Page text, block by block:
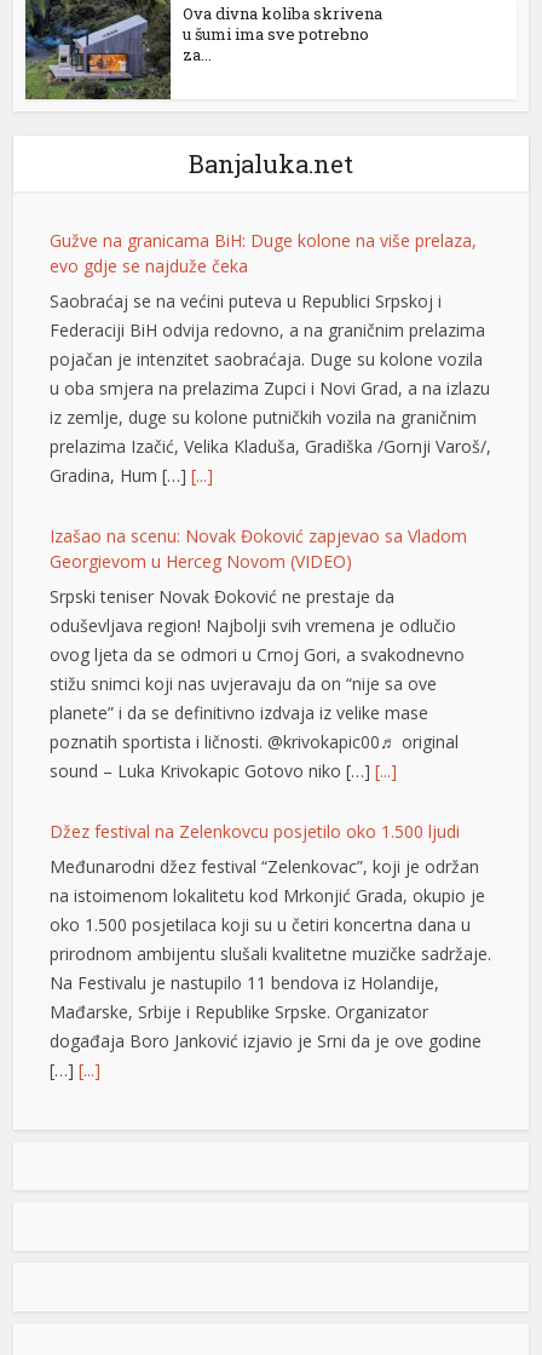
Ova divna koliba skrivena
u šumi ima sve potrebno
za...
Banjaluka.net
Gužve na granicama BiH: Duge kolone na više prelaza,
evo gdje se najduže čeka
Federaciji BiH odvija redovno, a na graničnim prelazima
iz zemlje, duge su kolone putničkih vozila na graničnim
prelazima Izačić, Velika Kladuša, Gradiška /Gornji Varoš/,
Gradina, Hum […][...]
Izašao na scenu: Novak Đoković zapjevao sa Vladom
Georgievom u Herceg Novom (VIDEO)
Srpski teniser Novak Đoković ne prestaje da
oduševljava region! Najbolji svih vremena je odlučio
ovog ljeta da se odmori u Crnoj Gori, a svakodnevno
planete” i da se definitivno izdvaja iz velike mase
poznatih sportista i ličnosti. @krivokapic00♬ original
sound – Luka Krivokapic Gotovo niko […] [...]
Džez festival na Zelenkovcu posjetilo oko 1.500 ljudi
Međunarodni džez festival “Zelenkovac”, koji je održan
na istoimenom lokalitetu kod Mrkonjić Grada, okupio je
oko 1.500 posjetilaca koji su u četiri koncertna dana u
prirodnom ambijentu slušali kvalitetne muzičke sadržaje.
Mađarske, Srbije i Republike Srpske. Organizator
događaja Boro Јanković izjavio je Srni da je ove godine
[…][...]
Uhapšen maloljetnik u Ljubinju: Napao policajca i
povrijedio ga
Policijski službenici Policijske stanice Ljubinje su lišili
slobode jedno maloljetno lice zbog postojanja osnova
sumnje da je u prostorijama Policijske stanice vrijeđao i
i tjelesne povrede jednom službeniku. Riječ je o
službene radnje” i “oštećenje i oduzimanje tuđe stvari”.
majice sa obilježjima HOS-a i “Oluje”